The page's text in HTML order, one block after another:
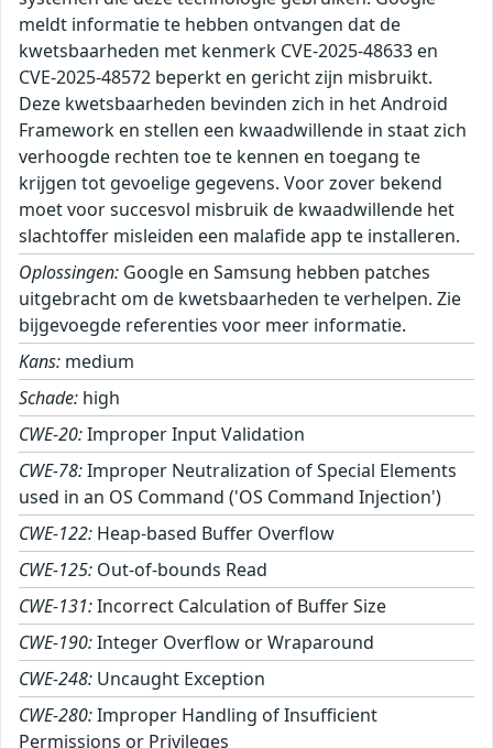
meldt informatie te hebben ontvangen dat de
kwetsbaarheden met kenmerk CVE-2025-48633 en
CVE-2025-48572 beperkt en gericht zijn misbruikt.
Deze kwetsbaarheden bevinden zich in het Android
Framework en stellen een kwaadwillende in staat zich
verhoogde rechten toe te kennen en toegang te
krijgen tot gevoelige gegevens. Voor zover bekend
moet voor succesvol misbruik de kwaadwillende het
slachtoffer misleiden een malafide app te installeren.
Oplossingen: Google en Samsung hebben patches
uitgebracht om de kwetsbaarheden te verhelpen. Zie
bijgevoegde referenties voor meer informatie.
Kans: medium
Schade: high
CWE-20:Improper Input Validation
CWE-78:Improper Neutralization of Special Elements
used in an OS Command ('OS Command Injection')
CWE-122: Heap-based Buffer Overflow
CWE-125: Out-of-bounds Read
CWE-131:Incorrect Calculation of Buffer Size
CWE-190:Integer Overflow or Wraparound
CWE-248: Uncaught Exception
CWE-280:Improper Handling of Insufficient
Permissions or Privileges